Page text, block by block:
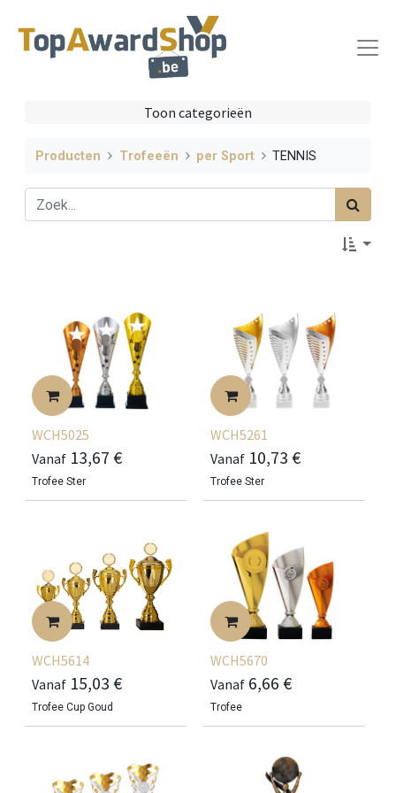
Toon categorieën
Producten Trofeeën per Sport TENNIS
WCH5025
Vanaf 13,67 €
Trofee Ster
WCH5261
Vanaf 10,73 €
Trofee Ster
WCH5614
Vanaf 15,03 €
Trofee Cup Goud
WCH5670
Vanaf 6,66 €
Trofee